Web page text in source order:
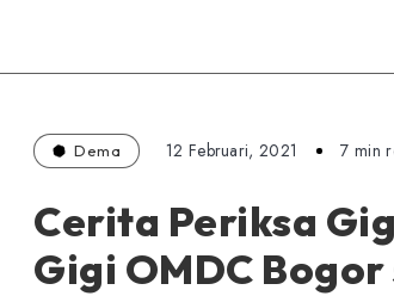
Dema 12 Februari, 2021 7 min
Cerita Periksa
Gigi OMDC